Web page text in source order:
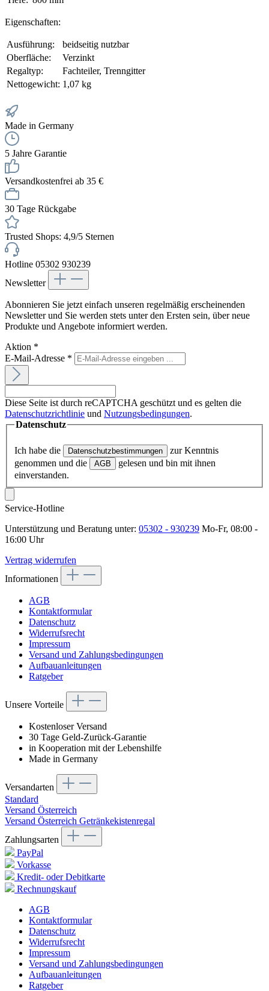
Eigenschaften:
Ausführung:
beidseitig nutzbar
Oberfläche:
Verzinkt
Regaltyp:
Fachteiler, Trenngitter
Nettogewicht: 1,07 kg
Made in Germany
5 Jahre Garantie
Versandkostenfrei ab 35 €
30 Tage Rückgabe
Trusted Shops: 4,9/5 Sternen
Hotline 05302 930239
Newsletter
Abonnieren Sie jetzt einfach unseren regelmäßig erscheinenden
Newsletter und Sie werden stets unter den Ersten sein, über neue
Produkte und Angebote informiert werden.
Aktion *
E-Mail-Adresse *
Diese Seite ist durch reCAPTCHA geschützt und es gelten die
Datenschutzrichtlinie und Nutzungsbedingungen.
Datenschutz
Ich habe die Datenschutzbestimmungen
zur Kenntnis
genommen und die
AGB
gelesen und bin mit ihnen
einverstanden.
Service-Hotline
Unterstützung und Beratung unter: 05302 - 930239 Mo-Fr, 08:00 -
16:00 Uhr
Vertrag widerrufen
Informationen
AGB
Kontaktformular
Datenschutz
Widerrufsrecht
Impressum
Versand und Zahlungsbedingungen
Aufbauanleitungen
Ratgeber
Unsere Vorteile
Kostenloser Versand
30 Tage Geld-Zurück-Garantie
in Kooperation mit der Lebenshilfe
Made in Germany
Versandarten
Standard
Versand Österreich
Versand Österreich Getränkekistenregal
Zahlungsarten
PayPal
Vorkasse
Kredit- oder Debitkarte
Rechnungskauf
AGB
Kontaktformular
Datenschutz
Widerrufsrecht
Impressum
Versand und Zahlungsbedingungen
Aufbauanleitungen
Ratgeber